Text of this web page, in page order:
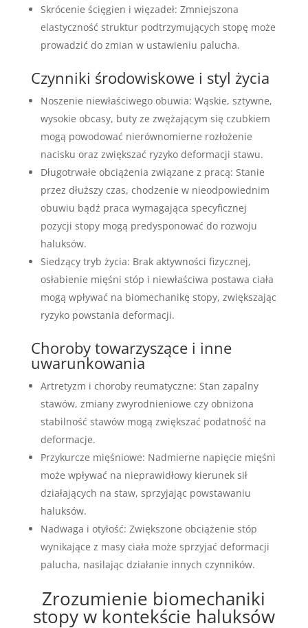
Skrócenie ścięgien i więzadeł: Zmniejszona
elastyczność struktur podtrzymujących stopę może
prowadzić do zmian w ustawieniu palucha.
Czynniki środowiskowe i styl życia
Noszenie niewłaściwego obuwia: Wąskie, sztywne,
wysokie obcasy, buty ze zwężającym się czubkiem
mogą powodować nierównomierne rozłożenie
nacisku oraz zwiększać ryzyko deformacji stawu.
Długotrwałe obciążenia związane z pracą: Stanie
przez dłuższy czas, chodzenie w nieodpowiednim
obuwiu bądź praca wymagająca specyficznej
pozycji stopy mogą predysponować do rozwoju
haluksów.
Siedzący tryb życia: Brak aktywności fizycznej,
osłabienie mięśni stóp i niewłaściwa postawa ciała
mogą wpływać na biomechanikę stopy, zwiększając
ryzyko powstania deformacji.
Choroby towarzyszące i inne
uwarunkowania
Artretyzm i choroby reumatyczne: Stan zapalny
stawów, zmiany zwyrodnieniowe czy obniżona
stabilność stawów mogą zwiększać podatność na
deformacje.
Przykurcze mięśniowe: Nadmierne napięcie mięśni
może wpływać na nieprawidłowy kierunek sił
działających na staw, sprzyjając powstawaniu
haluksów.
Nadwaga i otyłość: Zwiększone obciążenie stóp
wynikające z masy ciała może sprzyjać deformacji
palucha, nasilając działanie innych czynników.
Zrozumienie biomechaniki
stopy w kontekście haluksów